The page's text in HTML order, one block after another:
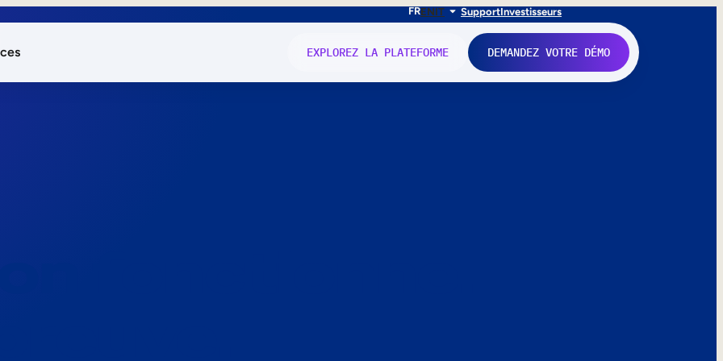
FRENIT SupportInvestisseurs
EXPLOREZ LA PLATEFORME DEMANDEZ VOTRE DÉMO